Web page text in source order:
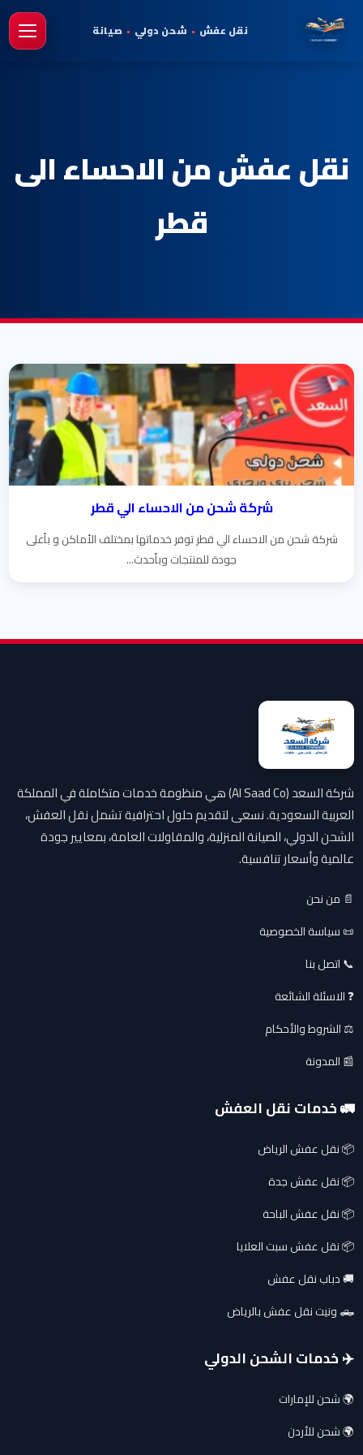
نقل عفش • شحن دولي • صيانة
نقل عفش من الاحساء الى
قطر
شركة شحن من الاحساء الي قطر
شركة شحن من الاحساء الي قطر توفر خدماتها بمختلف الأماكن و بأعلى
جودة للمنتجات وبأحدث...
شركة السعد (Al Saad Co) هي منظومة خدمات متكاملة في المملكة
العربية السعودية. نسعى لتقديم حلول احترافية تشمل نقل العفش،
الشحن الدولي، الصيانة المنزلية، والمقاولات العامة، بمعايير جودة
عالمية وأسعار تنافسية.
📄 من نحن
📜 سياسة الخصوصية
📞 اتصل بنا
❓ الاسئلة الشائعة
⚖️ الشروط والأحكام
📰 المدونة
🚛 خدمات نقل العفش
📦 نقل عفش الرياض
📦 نقل عفش جدة
📦 نقل عفش الباحة
📦 نقل عفش سبت العلايا
🚚 دباب نقل عفش
🛻 ونيت نقل عفش بالرياض
✈️ خدمات الشحن الدولي
🌍 شحن للإمارات
🌍 شحن للأردن